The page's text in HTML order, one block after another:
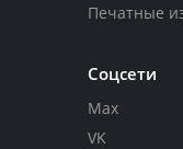
Печатные
Соцсети
Max
VK